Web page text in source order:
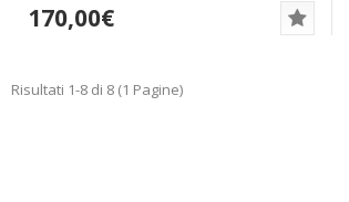
170,00€
Risultati 1-8 di 8 (1 Pagine)